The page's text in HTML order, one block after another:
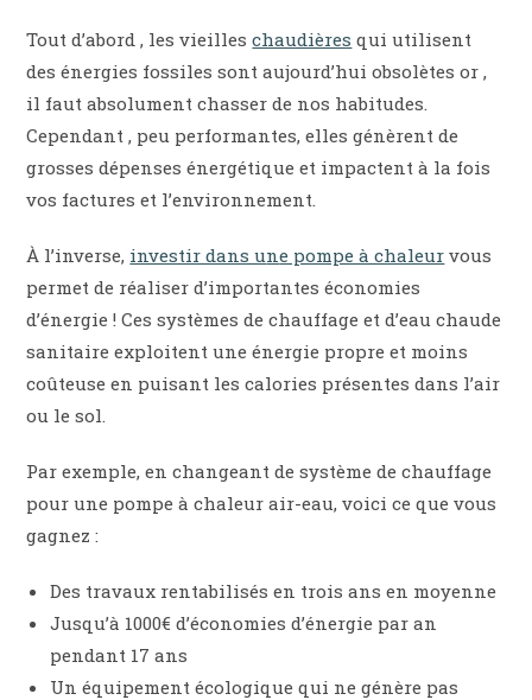
Tout d’abord , les vieilleschaudières qui utilisent
des énergies fossiles sont aujourd’hui obsolètes or ,
il faut absolument chasser de nos habitudes.
Cependant , peu performantes, elles génèrent de
grosses dépenses énergétique et impactent à la fois
vos factures et l’environnement.
À l’inverse, investir dans une pompe à chaleur vous
permet de réaliser d’importantes économies
d’énergie ! Ces systèmes de chauffage et d’eau chaude
sanitaire exploitent une énergie propre et moins
coûteuse en puisant les calories présentes dans l’air
ou le sol.
Par exemple, en changeant de système de chauffage
pour une pompe à chaleur air-eau, voici ce que vous
gagnez :
Des travaux rentabilisés en trois ans en moyenne
Jusqu’à 1000€ d’économies d’énergie par an
pendant 17 ans
Un équipement écologique qui ne génère pas